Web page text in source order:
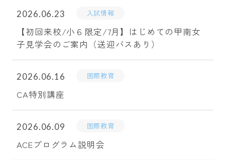
2026.06.23 入試情報
【初回来校/小６限定/7月】はじめての甲南女
子見学会のご案内（送迎バスあり）
2026.06.16 国際教育
CA特別講座
2026.06.09 国際教育
ACEプログラム説明会